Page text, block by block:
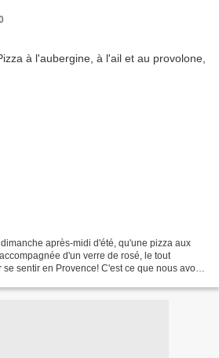
après-midi d'été, qu'une pizza aux
d'un verre de rosé, le tout
sentir en Provence! C'est ce que nous avons